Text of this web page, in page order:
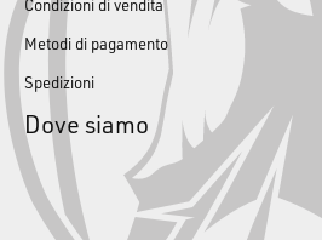
Condizioni di vendita
Metodi di pagamento
Spedizioni
Dove siamo